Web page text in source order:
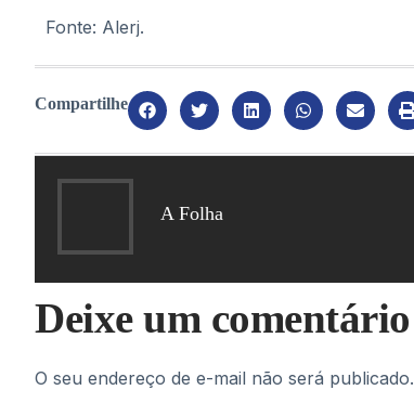
Fonte: Alerj.
Compartilhe
A Folha
Deixe um comentário
O seu endereço de e-mail não será publicado.